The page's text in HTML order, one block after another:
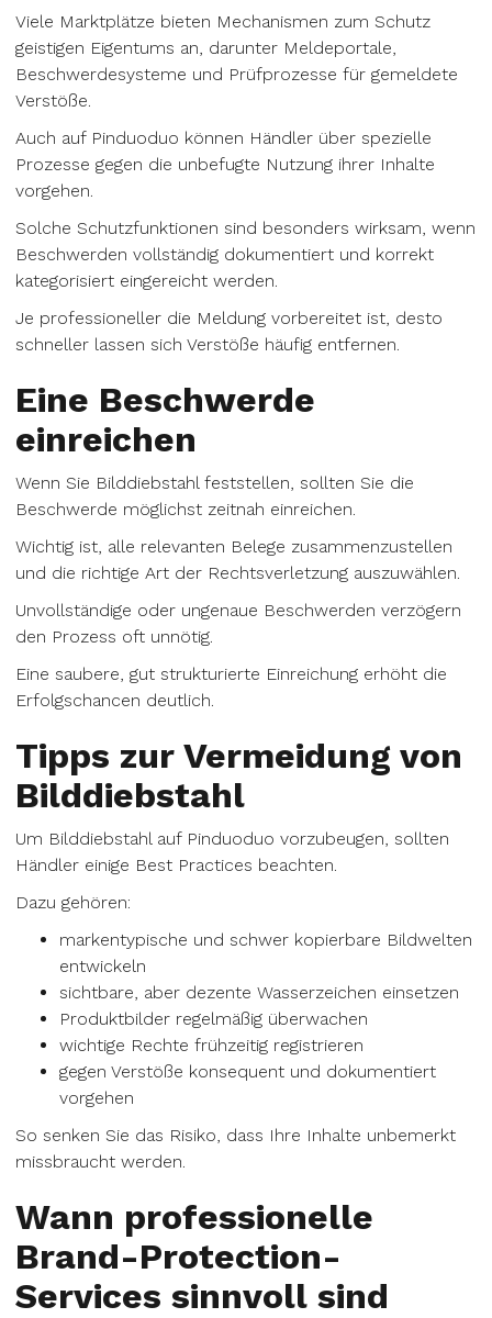
Viele Marktplätze bieten Mechanismen zum Schutz
geistigen Eigentums an, darunter Meldeportale,
Beschwerdesysteme und Prüfprozesse für gemeldete
Verstöße.
Auch auf Pinduoduo können Händler über spezielle
Prozesse gegen die unbefugte Nutzung ihrer Inhalte
vorgehen.
Solche Schutzfunktionen sind besonders wirksam, wenn
Beschwerden vollständig dokumentiert und korrekt
kategorisiert eingereicht werden.
Je professioneller die Meldung vorbereitet ist, desto
schneller lassen sich Verstöße häufig entfernen.
Eine Beschwerde
einreichen
Wenn Sie Bilddiebstahl feststellen, sollten Sie die
Beschwerde möglichst zeitnah einreichen.
Wichtig ist, alle relevanten Belege zusammenzustellen
und die richtige Art der Rechtsverletzung auszuwählen.
Unvollständige oder ungenaue Beschwerden verzögern
den Prozess oft unnötig.
Eine saubere, gut strukturierte Einreichung erhöht die
Erfolgschancen deutlich.
Tipps zur Vermeidung von
Bilddiebstahl
Um Bilddiebstahl auf Pinduoduo vorzubeugen, sollten
Händler einige Best Practices beachten.
Dazu gehören:
markentypische und schwer kopierbare Bildwelten
entwickeln
sichtbare, aber dezente Wasserzeichen einsetzen
Produktbilder regelmäßig überwachen
wichtige Rechte frühzeitig registrieren
gegen Verstöße konsequent und dokumentiert
vorgehen
So senken Sie das Risiko, dass Ihre Inhalte unbemerkt
missbraucht werden.
Wann professionelle
Brand-Protection-
Services sinnvoll sind